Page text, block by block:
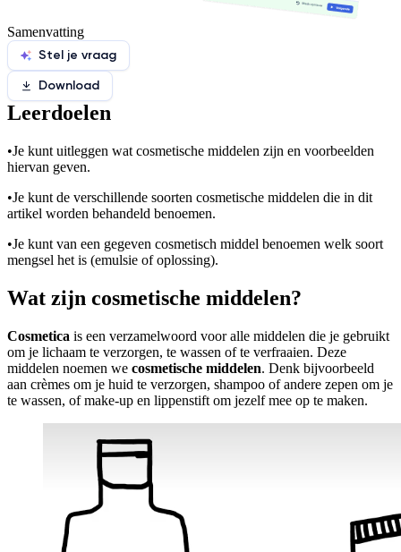
Samenvatting
Stel je vraag
Download
Leerdoelen
•Je kunt uitleggen wat cosmetische middelen zijn en voorbeelden
hiervan geven.
•Je kunt de verschillende soorten cosmetische middelen die in dit
artikel worden behandeld benoemen.
•Je kunt van een gegeven cosmetisch middel benoemen welk soort
mengsel het is (emulsie of oplossing).
Wat zijn cosmetische middelen?
Cosmetica is een verzamelwoord voor alle middelen die je gebruikt
om je lichaam te verzorgen, te wassen of te verfraaien. Deze
middelen noemen we cosmetische middelen. Denk bijvoorbeeld
aan crèmes om je huid te verzorgen, shampoo of andere zepen om je
te wassen, of make-up en lippenstift om jezelf mee op te maken.